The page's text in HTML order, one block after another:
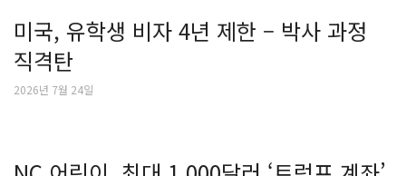
미국, 유학생 비자 4년 제한 – 박사 과정
직격탄
2026년 7월 24일